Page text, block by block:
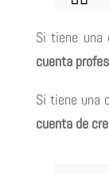
Si tiene una
cuenta
Si tiene una
cuenta de